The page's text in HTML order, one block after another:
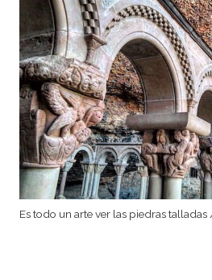
Es todo un arte ver las piedras